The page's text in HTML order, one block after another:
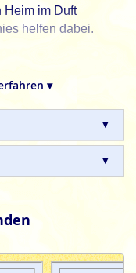
Heim im Duft
helfen dabei.
Handarbeit
▾